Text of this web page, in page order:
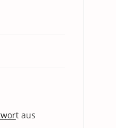
t aus